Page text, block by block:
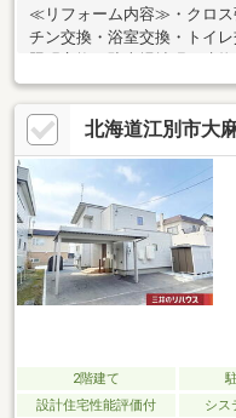
≪リフォーム内容≫・クロス
チン交換・浴室交換・トイ
照明交換・駐車場拡張（建
〇南東向き〇各部屋充実し
た静かな住環境〇小・中学
校・・・大麻小学校(徒歩約
分)■ ご希望の住まい探しを
お気軽にお問い合わせくだ
北海道江別市大
2階建て
設計住宅性能評価付
シス